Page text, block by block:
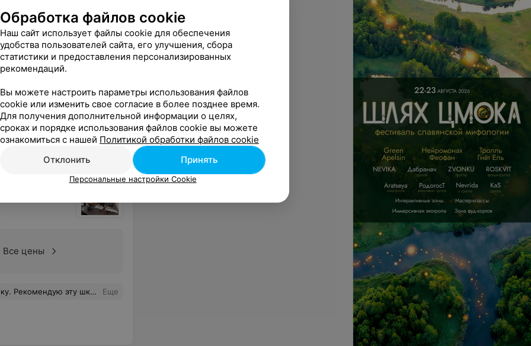
по
и
Skype
Все цены
я смогла успешно сдать экзамен у консула на Карту Поляка. Еще
Все цены
домашнего задания, перевод. Занятия интересные и эффективные, приносящие хороший результат. Оценка 10 из 10. Еще
Обработка файлов cookie
Наш сайт использует файлы cookie для обеспечения
удобства пользователей сайта, его улучшения, сбора
статистики и предоставления персонализированных
рекомендаций.
Вы можете настроить параметры использования файлов
cookie или изменить свое согласие в более позднее время.
Для получения дополнительной информации о целях,
сроках и порядке использования файлов cookie вы можете
ознакомиться с нашей Политикой обработки файлов cookie
Отклонить
Принять
Персональные настройки Cookie